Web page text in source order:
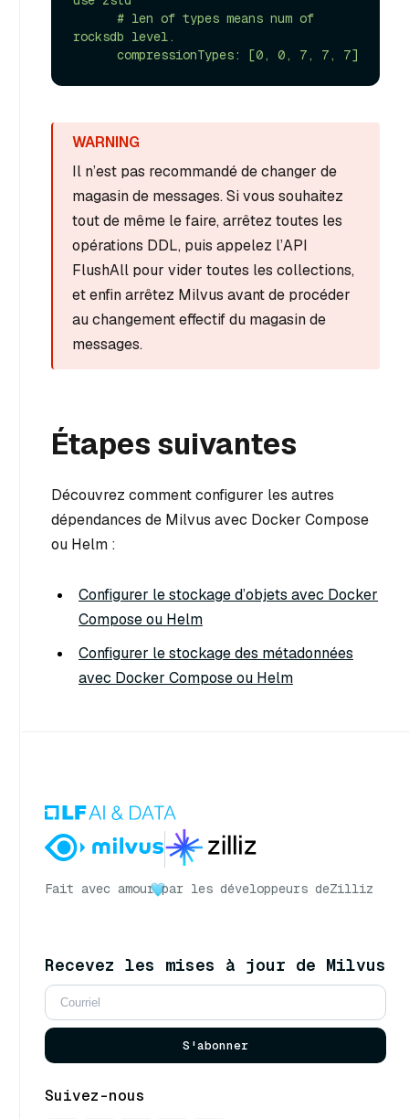
rocksdb level.
Il n’est pas recommandé de changer de
magasin de messages. Si vous souhaitez
tout de même le faire, arrêtez toutes les
opérations DDL, puis appelez l’API
FlushAll pour vider toutes les collections,
et enfin arrêtez Milvus avant de procéder
au changement effectif du magasin de
messages.
Étapes suivantes
Découvrez comment configurer les autres
dépendances de Milvus avec Docker Compose
ou Helm :
Configurer le stockage d’objets avec Docker
Compose ou Helm
Configurer le stockage des métadonnées
avec Docker Compose ou Helm
Fait avec amour par les développeurs deZilliz
Recevez les mises à jour de Milvus
S'abonner
Suivez-nous